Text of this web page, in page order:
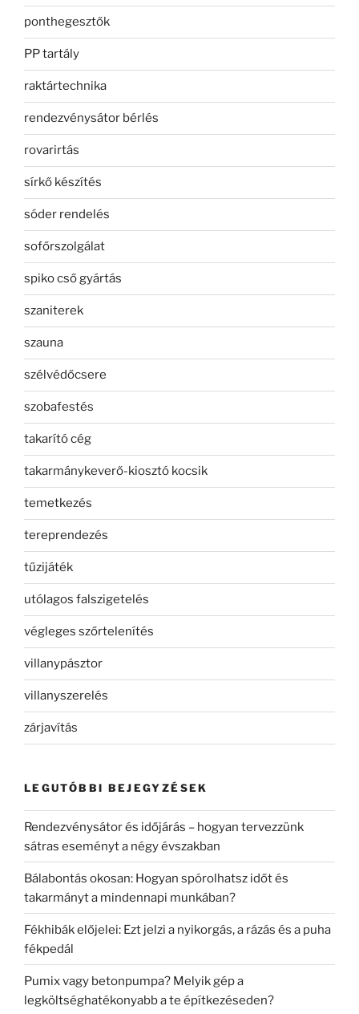
ponthegesztők
PP tartály
raktártechnika
rendezvénysátor bérlés
rovarirtás
sírkő készítés
sóder rendelés
sofőrszolgálat
spiko cső gyártás
szaniterek
szauna
szélvédőcsere
szobafestés
takarító cég
takarmánykeverő-kiosztó kocsik
temetkezés
tereprendezés
tűzijáték
utólagos falszigetelés
végleges szőrtelenítés
villanypásztor
villanyszerelés
zárjavítás
LEGUTÓBBI BEJEGYZÉSEK
Rendezvénysátor és időjárás – hogyan tervezzünk
sátras eseményt a négy évszakban
Bálabontás okosan: Hogyan spórolhatsz időt és
takarmányt a mindennapi munkában?
Fékhibák előjelei: Ezt jelzi a nyikorgás, a rázás és a puha
fékpedál
Pumix vagy betonpumpa? Melyik gép a
legköltséghatékonyabb a te építkezéseden?